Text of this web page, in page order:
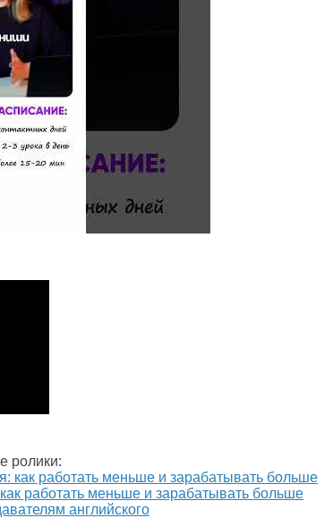
ролики:
работать меньше и зарабатывать больше
английского